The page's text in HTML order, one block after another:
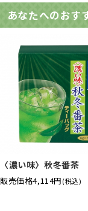
あなたへのおす
〈濃い味〉秋冬番茶
販売価格4,114円(税込)